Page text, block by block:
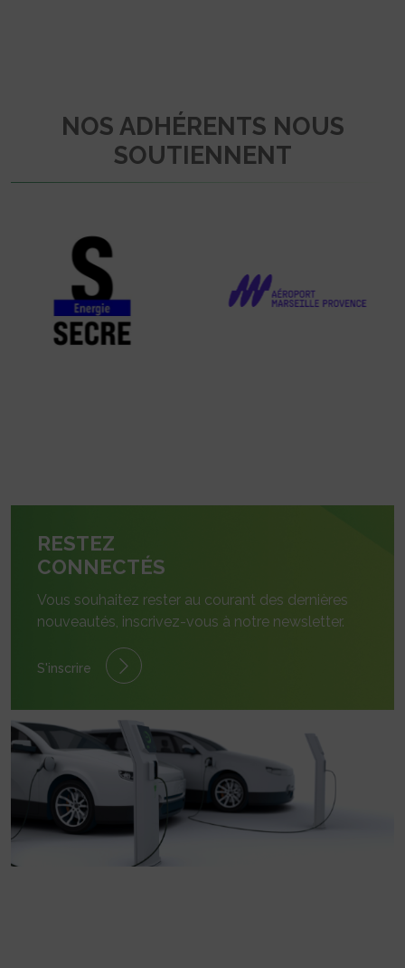
NOS ADHÉRENTS NOUS
SOUTIENNENT
RESTEZ
CONNECTÉS
Vous souhaitez rester au courant des dernières
nouveautés, inscrivez-vous à notre newsletter.
S'inscrire